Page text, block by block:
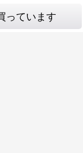
っています